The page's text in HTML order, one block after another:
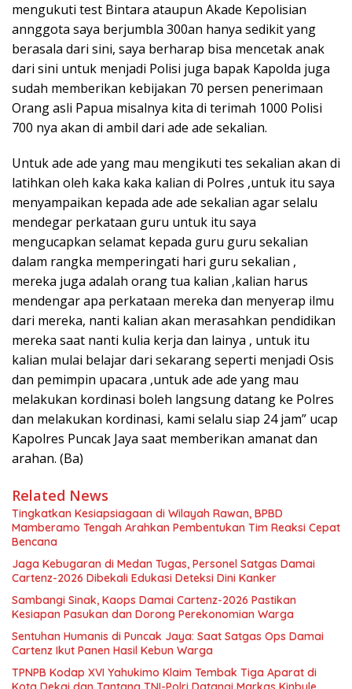
mengukuti test Bintara ataupun Akade Kepolisian
annggota saya berjumbla 300an hanya sedikit yang
berasala dari sini, saya berharap bisa mencetak anak
dari sini untuk menjadi Polisi juga bapak Kapolda juga
sudah memberikan kebijakan 70 persen penerimaan
Orang asli Papua misalnya kita di terimah 1000 Polisi
700 nya akan di ambil dari ade ade sekalian.
Untuk ade ade yang mau mengikuti tes sekalian akan di
latihkan oleh kaka kaka kalian di Polres ,untuk itu saya
menyampaikan kepada ade ade sekalian agar selalu
mendegar perkataan guru untuk itu saya
mengucapkan selamat kepada guru guru sekalian
dalam rangka memperingati hari guru sekalian ,
mereka juga adalah orang tua kalian ,kalian harus
mendengar apa perkataan mereka dan menyerap ilmu
dari mereka, nanti kalian akan merasahkan pendidikan
mereka saat nanti kulia kerja dan lainya , untuk itu
kalian mulai belajar dari sekarang seperti menjadi Osis
dan pemimpin upacara ,untuk ade ade yang mau
melakukan kordinasi boleh langsung datang ke Polres
dan melakukan kordinasi, kami selalu siap 24 jam” ucap
Kapolres Puncak Jaya saat memberikan amanat dan
arahan. (Ba)
Related News
Tingkatkan Kesiapsiagaan di Wilayah Rawan, BPBD
Mamberamo Tengah Arahkan Pembentukan Tim Reaksi Cepat
Bencana
Jaga Kebugaran di Medan Tugas, Personel Satgas Damai
Cartenz-2026 Dibekali Edukasi Deteksi Dini Kanker
Sambangi Sinak, Kaops Damai Cartenz-2026 Pastikan
Kesiapan Pasukan dan Dorong Perekonomian Warga
Sentuhan Humanis di Puncak Jaya: Saat Satgas Ops Damai
Cartenz Ikut Panen Hasil Kebun Warga
TPNPB Kodap XVI Yahukimo Klaim Tembak Tiga Aparat di